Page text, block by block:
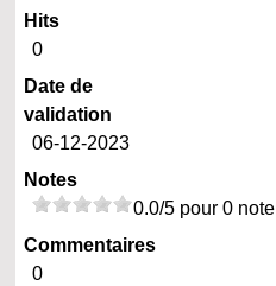
Hits
0
Date de
validation
06-12-2023
Notes
0.0/5 pour 0 note
Commentaires
0